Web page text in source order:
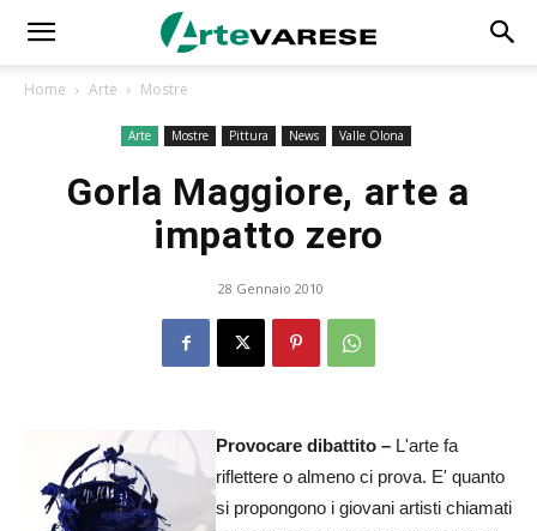
Home Arte Mostre
Arte Mostre Pittura News Valle Olona
Gorla Maggiore, arte a
impatto zero
28 Gennaio 2010
Provocare dibattito – L'arte fa
riflettere o almeno ci prova. E' quanto
si propongono i giovani artisti chiamati